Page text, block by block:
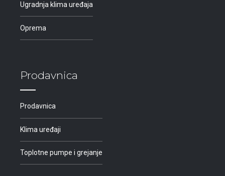
Ugradnja klima uređaja
Oprema
Prodavnica
Prodavnica
Klima uređaji
Toplotne pumpe i grejanje